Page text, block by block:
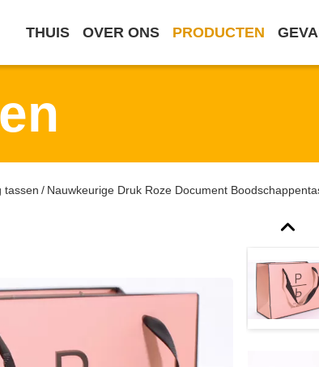
THUIS OVER ONS PRODUCTEN
tassen / Nauwkeurige Druk Roze Document